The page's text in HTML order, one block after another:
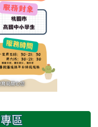
區